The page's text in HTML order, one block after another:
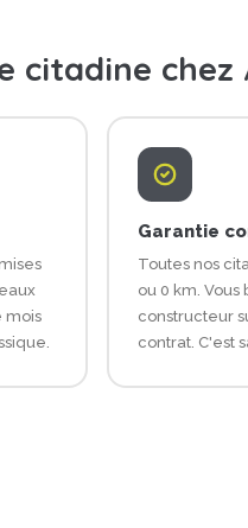
citadine chez
mois
Garantie
Toutes nos
ou 0 km.
constructeur
contrat. C'est